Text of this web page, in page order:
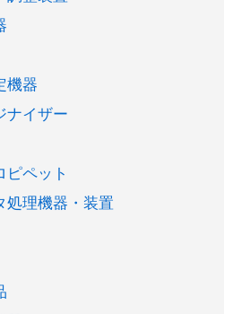
機器
ナイザー
ピペット
処理機器・装置